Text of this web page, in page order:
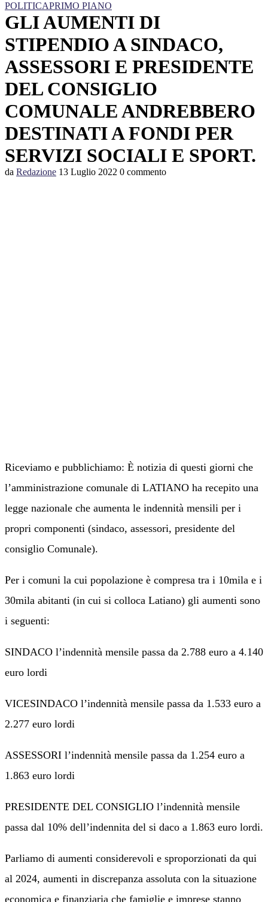
POLITICAPRIMO PIANO
GLI AUMENTI DI
STIPENDIO A SINDACO,
ASSESSORI E PRESIDENTE
DEL CONSIGLIO
COMUNALE ANDREBBERO
DESTINATI A FONDI PER
SERVIZI SOCIALI E SPORT.
da Redazione 13 Luglio 2022 0 commento
Riceviamo e pubblichiamo: È notizia di questi giorni che
l’amministrazione comunale di LATIANO ha recepito una
legge nazionale che aumenta le indennità mensili per i
propri componenti (sindaco, assessori, presidente del
consiglio Comunale).
Per i comuni la cui popolazione è compresa tra i 10mila e i
30mila abitanti (in cui si colloca Latiano) gli aumenti sono
i seguenti:
SINDACO l’indennità mensile passa da 2.788 euro a 4.140
euro lordi
VICESINDACO l’indennità mensile passa da 1.533 euro a
2.277 euro lordi
ASSESSORI l’indennità mensile passa da 1.254 euro a
1.863 euro lordi
PRESIDENTE DEL CONSIGLIO l’indennità mensile
passa dal 10% dell’indennita del si daco a 1.863 euro lordi.
Parliamo di aumenti considerevoli e sproporzionati da qui
al 2024, aumenti in discrepanza assoluta con la situazione
economica e finanziaria che famiglie e imprese stanno